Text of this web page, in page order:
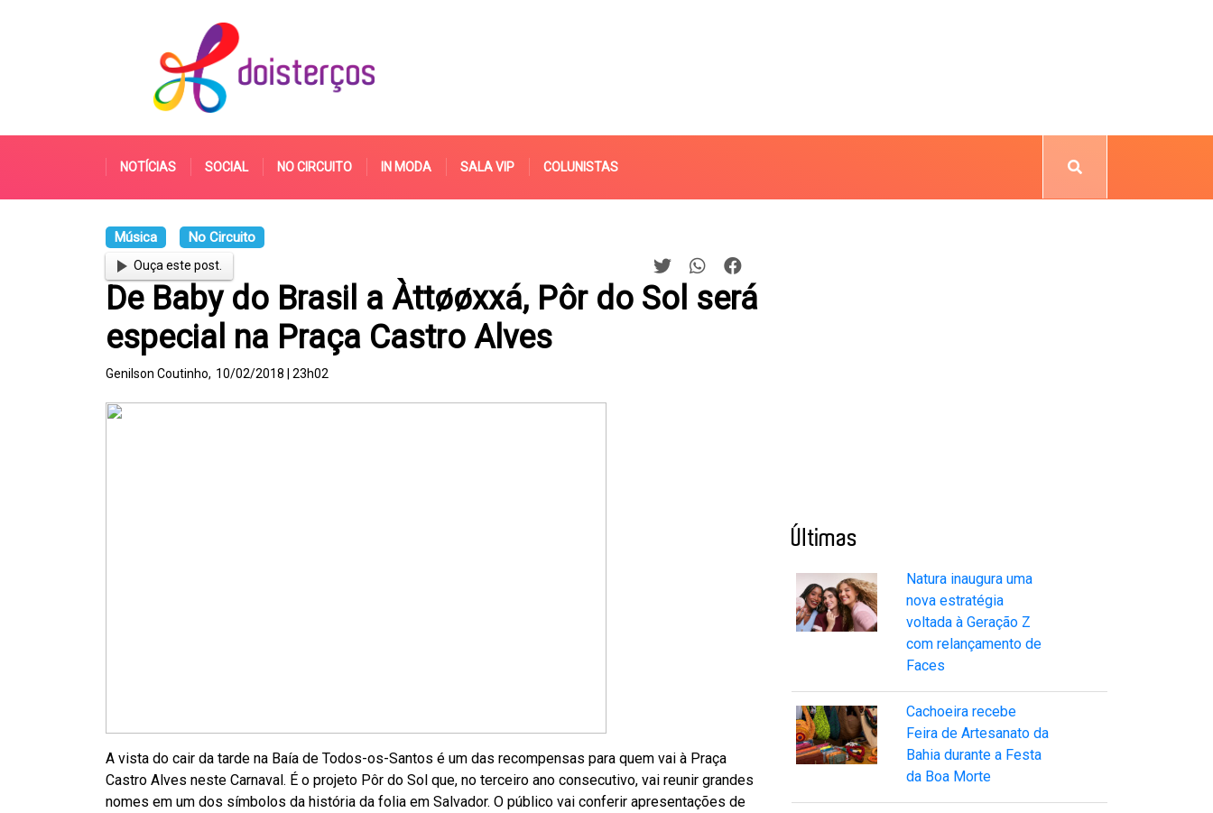
NOTÍCIAS SOCIAL NO CIRCUITO IN MODA SALA VIP COLUNISTAS
Música No Circuito
Ouça este post.
De Baby do Brasil a Àttøøxxá, Pôr do Sol será
especial na Praça Castro Alves
Genilson Coutinho, 10/02/2018 | 23h02
A vista do cair da tarde na Baía de Todos-os-Santos é um das recompensas para quem vai à Praça
Castro Alves neste Carnaval. É o projeto Pôr do Sol que, no terceiro ano consecutivo, vai reunir grandes
nomes em um dos símbolos da história da folia em Salvador. O público vai conferir apresentações de
Últimas
Natura inaugura uma
nova estratégia
voltada à Geração Z
com relançamento de
Faces
Cachoeira recebe
Feira de Artesanato da
Bahia durante a Festa
da Boa Morte